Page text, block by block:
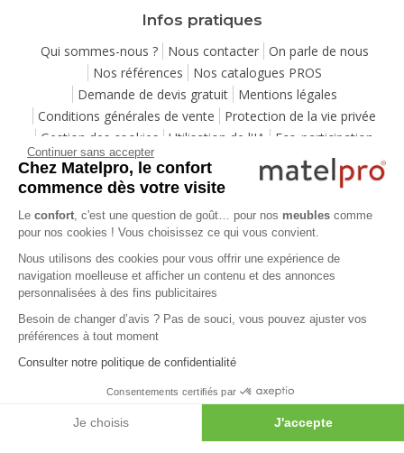
Infos pratiques
Qui sommes-nous ? Nous contacter
On parle de nous
Nos références
Nos catalogues PROS
Demande de devis gratuit
Mentions légales
Conditions générales de vente
Protection de la vie privée
Gestion des cookies
Utilisation de l'IA
Eco-participation
Programme de fidélité
Pack Sérénité
Cartes cadeaux
Codes promos
Location de mobilier professionnel
Aide
Foire Aux Questions Méthodes de livraison
Moyens de paiements
Payer en plusieurs fois
Vos avantages
Guides d'achat
Lexique
- Basée sur123notes et123avis
Copyright 2007-2026 - Tous droits réservés
Continuer sans accepter
Chez Matelpro, le confort
commence dès votre visite
Le confort, c'est une question de goût… pour nos meubles comme
pour nos cookies ! Vous choisissez ce qui vous convient.
Nous utilisons des cookies pour vous offrir une expérience de
navigation moelleuse et afficher un contenu et des annonces
personnalisées à des fins publicitaires
Besoin de changer d’avis ? Pas de souci, vous pouvez ajuster vos
préférences à tout moment
Consulter notre politique de confidentialité
Consentements certifiés par
Je choisis J'accepte